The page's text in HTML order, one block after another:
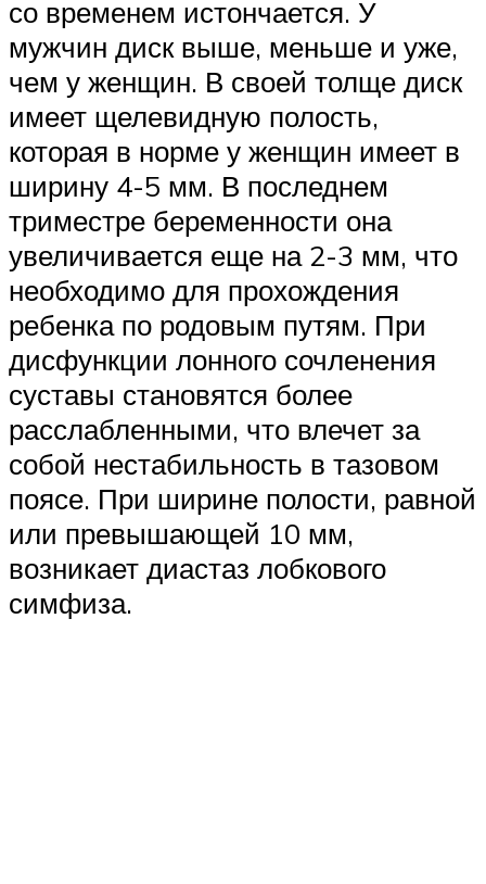
со временем истончается. У
мужчин диск выше, меньше и уже,
чем у женщин. В своей толще диск
имеет щелевидную полость,
которая в норме у женщин имеет в
ширину 4-5 мм. В последнем
триместре беременности она
увеличивается еще на 2-3 мм, что
необходимо для прохождения
ребенка по родовым путям. При
дисфункции лонного сочленения
суставы становятся более
расслабленными, что влечет за
собой нестабильность в тазовом
поясе. При ширине полости, равной
или превышающей 10 мм,
возникает диастаз лобкового
симфиза.